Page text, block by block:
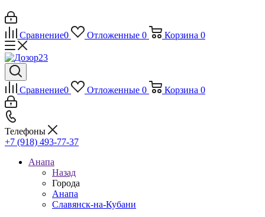
Сравнение0 Отложенные 0 Корзина 0
Сравнение0 Отложенные 0 Корзина 0
Телефоны
+7 (918) 493-77-37
Анапа
Назад
Города
Анапа
Славянск-на-Кубани